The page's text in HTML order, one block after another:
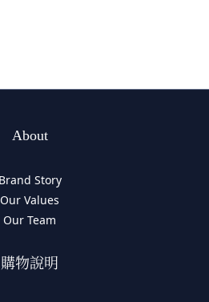
About
Brand Story
Our Values
Our Team
購物說明